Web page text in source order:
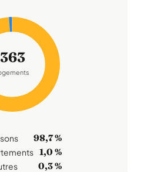
363
98,7 %
1,0 %
0,3 %